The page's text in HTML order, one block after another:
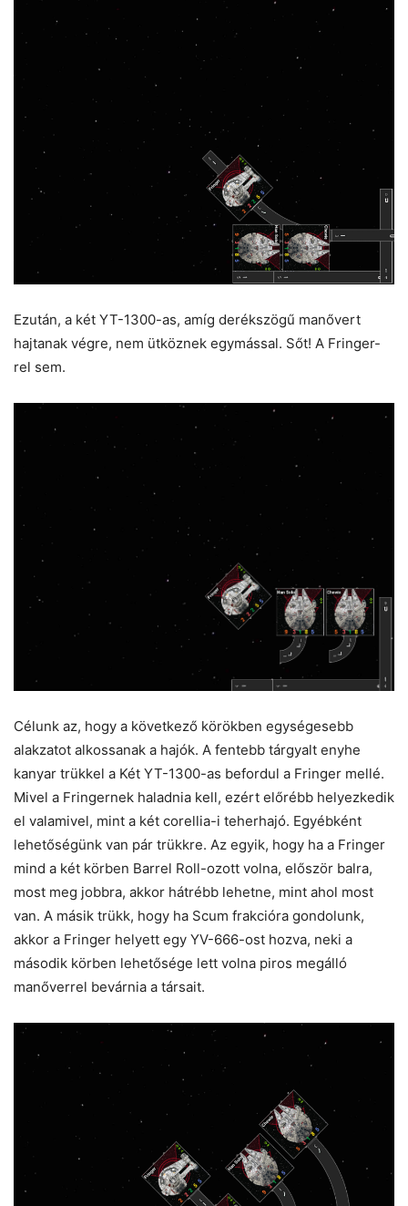
Ezután, a két YT-1300-as, amíg derékszögű manővert
hajtanak végre, nem ütköznek egymással. Sőt! A Fringer-
rel sem.
Célunk az, hogy a következő körökben egységesebb
alakzatot alkossanak a hajók. A fentebb tárgyalt enyhe
kanyar trükkel a Két YT-1300-as befordul a Fringer mellé.
Mivel a Fringernek haladnia kell, ezért előrébb helyezkedik
el valamivel, mint a két corellia-i teherhajó. Egyébként
lehetőségünk van pár trükkre. Az egyik, hogy ha a Fringer
mind a két körben Barrel Roll-ozott volna, először balra,
most meg jobbra, akkor hátrébb lehetne, mint ahol most
van. A másik trükk, hogy ha Scum frakcióra gondolunk,
akkor a Fringer helyett egy YV-666-ost hozva, neki a
második körben lehetősége lett volna piros megálló
manőverrel bevárnia a társait.